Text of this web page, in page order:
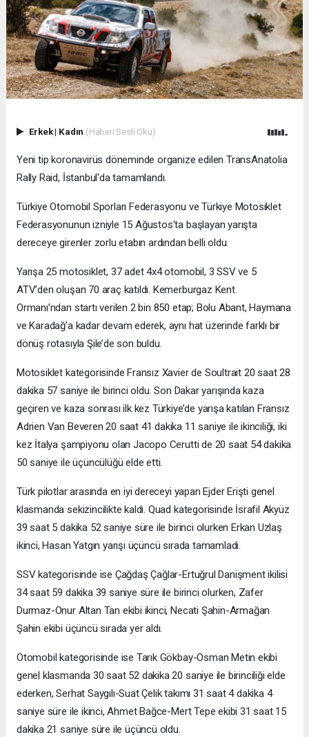
Erkek| Kadın (Haberi Sesli Oku)
Yeni tip koronavirüs döneminde organize edilen TransAnatolia
Rally Raid, İstanbul'da tamamlandı.
Türkiye Otomobil Sporları Federasyonu ve Türkiye Motosiklet
Federasyonunun izniyle 15 Ağustos'ta başlayan yarışta
dereceye girenler zorlu etabın ardından belli oldu.
Yarışa 25 motosiklet, 37 adet 4x4 otomobil, 3 SSV ve 5
ATV’den oluşan 70 araç katıldı. Kemerburgaz Kent
Ormanı’ndan startı verilen 2 bin 850 etap; Bolu Abant, Haymana
ve Karadağ’a kadar devam ederek, aynı hat üzerinde farklı bir
dönüş rotasıyla Şile’de son buldu.
Motosiklet kategorisinde Fransız Xavier de Soultrait 20 saat 28
dakika 57 saniye ile birinci oldu. Son Dakar yarışında kaza
geçiren ve kaza sonrası ilk kez Türkiye’de yarışa katılan Fransız
Adrien Van Beveren 20 saat 41 dakika 11 saniye ile ikinciliği, iki
kez İtalya şampiyonu olan Jacopo Cerutti de 20 saat 54 dakika
50 saniye ile üçüncülüğü elde etti.
Türk pilotlar arasında en iyi dereceyi yapan Ejder Erişti genel
klasmanda sekizincilikte kaldı. Quad kategorisinde İsrafil Akyüz
39 saat 5 dakika 52 saniye süre ile birinci olurken Erkan Uzlaş
ikinci, Hasan Yatgın yarışı üçüncü sırada tamamladı.
SSV kategorisinde ise Çağdaş Çağlar-Ertuğrul Danişment ikilisi
34 saat 59 dakika 39 saniye süre ile birinci olurken, Zafer
Durmaz-Onur Altan Tan ekibi ikinci, Necati Şahin-Armağan
Şahin ekibi üçüncü sırada yer aldı.
Otomobil kategorisinde ise Tarık Gökbay-Osman Metin ekibi
genel klasmanda 30 saat 52 dakika 20 saniye ile birinciliği elde
ederken, Serhat Saygılı-Suat Çelik takımı 31 saat 4 dakika 4
saniye süre ile ikinci, Ahmet Bağce-Mert Tepe ekibi 31 saat 15
dakika 21 saniye süre ile üçüncü oldu.